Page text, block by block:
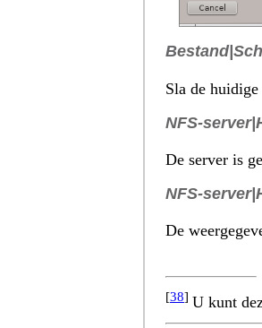
Sla de
NFS-
De server is
NFS-
De
[38] U kunt